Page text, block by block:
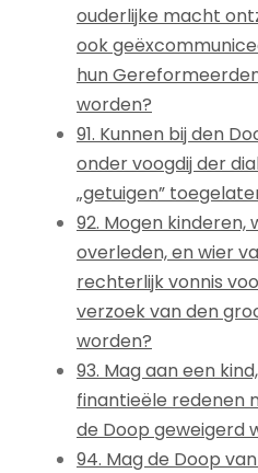
ouderlijke macht
ook
hun
worden?
91. Kunnen bij den
onder voogdij der
„getuigen”
92. Mogen kinderen,
overleden, en wier
rechterlijk vonnis
verzoek van den
worden?
93. Mag aan een
finantieële redenen
de Doop geweigerd
94. Mag de Doop